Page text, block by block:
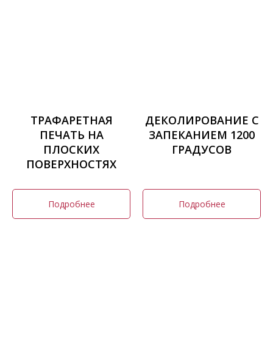
ТРАФАРЕТНАЯ
ПЕЧАТЬ НА
ПЛОСКИХ
ПОВЕРХНОСТЯХ
Подробнее
ДЕКОЛИРОВАНИЕ С
ЗАПЕКАНИЕМ 1200
ГРАДУСОВ
Подробнее